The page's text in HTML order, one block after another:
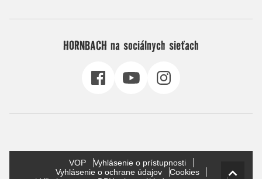
HORNBACH na sociálnych sieťach
VOP
Vyhlásenie o prístupnosti
Vyhlásenie o ochrane údajov
Cookies